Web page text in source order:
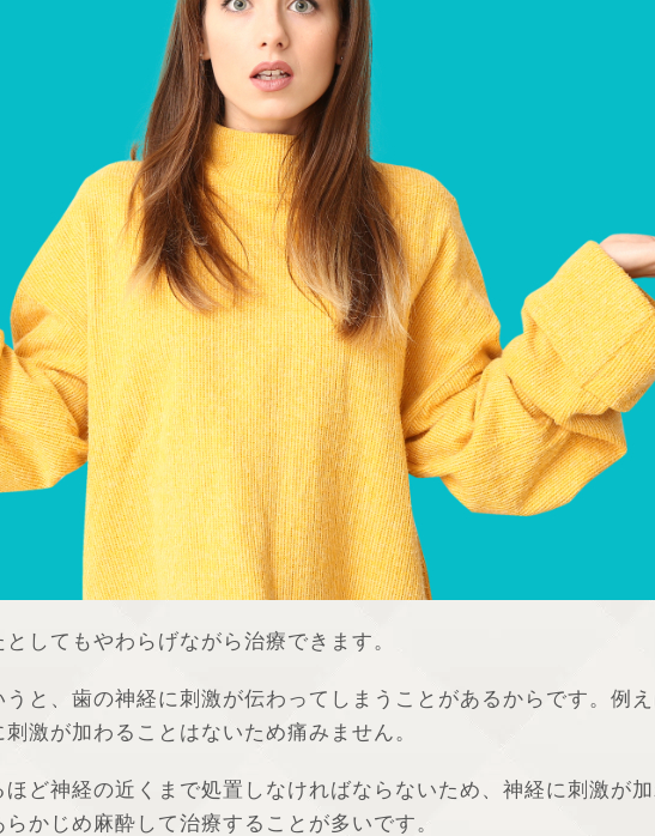
してもやわらげながら治療できます。
と、歯の神経に刺激が伝わってしまうことがあるからです。例
激が加わることはないため痛みません。
ど神経の近くまで処置しなければならないため、神経に刺激が
かじめ麻酔して治療することが多いです。